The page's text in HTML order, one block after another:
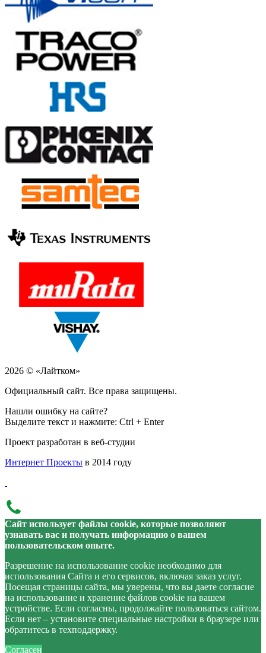
2026 © «Лайтком»
Официальный сайт. Все права защищены.
Нашли ошибку на сайте?
Выделите текст и нажмите: Ctrl + Enter
Проект разработан в веб-студии
Интернет Проекты в 2014 году
Сайт использует файлы cookie, которые позволяют
узнавать вас и получать информацию о вашем
пользовательском опыте.
Разрешение на использование cookie необходимо для
использования Сайта и его сервисов, включая заказ услуг.
Посещая страницы сайта, мы уверены, что вы даете согласие
на использование и хранение файлов cookie на вашем
устройстве. Если согласны, продолжайте пользоваться сайтом.
Если нет – установите специальные настройки в браузере или
обратитесь в техподдержку.
Согласен